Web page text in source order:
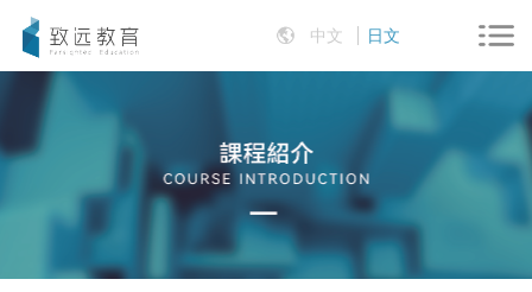
中文 日文